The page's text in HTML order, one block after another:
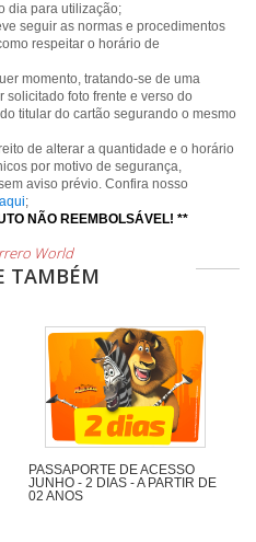
dia para utilização;
seguir as normas e procedimentos
respeitar o horário de
momento, tratando-se de uma
foto frente e verso do
titular do cartão segurando o mesmo
de alterar a quantidade e o horário
por motivo de segurança,
aviso prévio. Confira nosso
;
NÃO REEMBOLSÁVEL! **
World
TAMBÉM
PASSAPORTE DE ACESSO
JUNHO - 2 DIAS - A PARTIR DE
02 ANOS